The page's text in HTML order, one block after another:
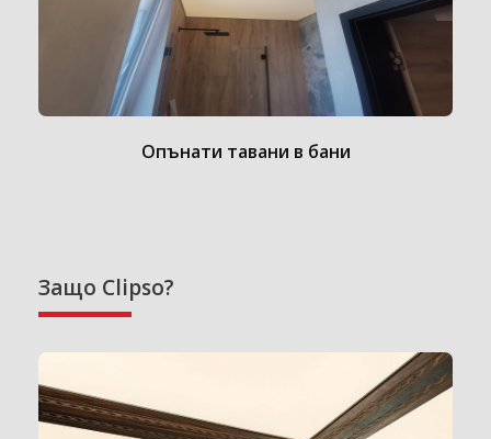
Опънати тавани в бани
Защо Clipso?